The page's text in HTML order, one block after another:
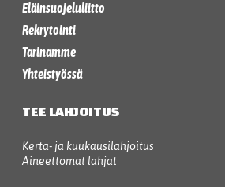
Eläinsuojeluliitto
Rekrytointi
Tarinamme
Yhteistyössä
TEE LAHJOITUS
Kerta- ja kuukausilahjoitus
Aineettomat lahjat